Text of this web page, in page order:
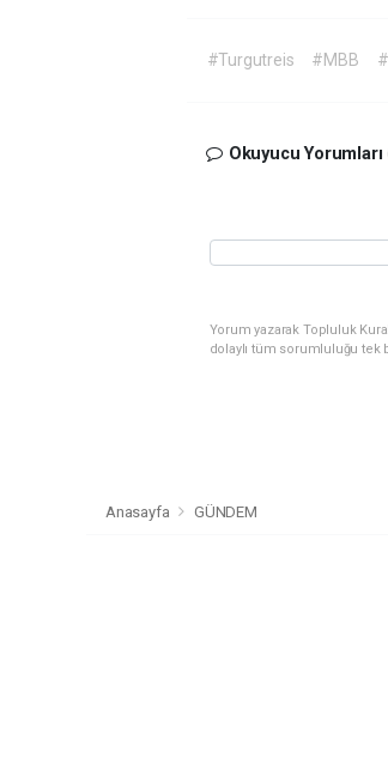
#Turgutreis #MBB
Okuyucu Yorumları
Yorum yazarak Topluluk
dolaylı tüm sorumluluğu tek
Anasayfa GÜNDEM